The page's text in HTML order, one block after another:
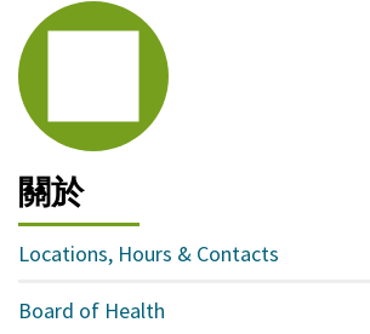
關於
Locations, Hours & Contacts
Board of Health